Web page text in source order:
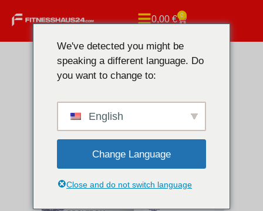
0,00€ 0
We've detected you might be
speaking a different language. Do
you want to change to:
English
Change Language
Close and do not switch language